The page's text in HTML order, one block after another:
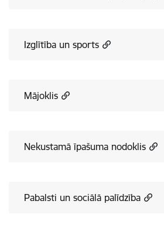
Izglītība un sports
Mājoklis
Nekustamā īpašuma nodoklis
Pabalsti un sociālā palīdzība